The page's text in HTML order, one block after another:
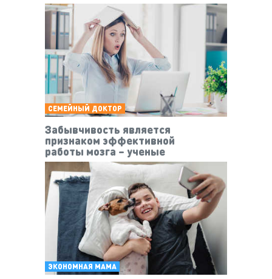
СЕМЕЙНЫЙ ДОКТОР
Забывчивость является
признаком эффективной
работы мозга – ученые
ЭКОНОМНАЯ МАМА